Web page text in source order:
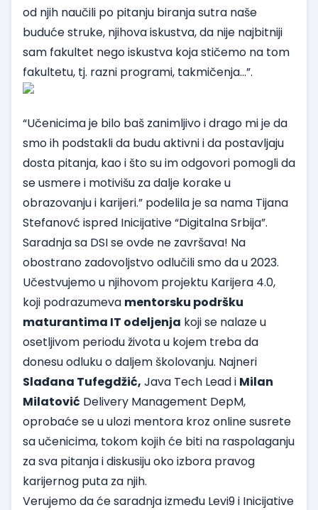
od njih naučili po pitanju biranja sutra naše
buduće struke, njihova iskustva, da nije najbitniji
sam fakultet nego iskustva koja stičemo na tom
fakultetu, tj. razni programi, takmičenja…”.
“Učenicima je bilo baš zanimljivo i drago mi je da
smo ih podstakli da budu aktivni i da postavljaju
dosta pitanja, kao i što su im odgovori pomogli da
se usmere i motivišu za dalje korake u
obrazovanju i karijeri.” podelila je sa nama Tijana
Stefanovć ispred Inicijative “Digitalna Srbija”.
Saradnja sa DSI se ovde ne završava! Na
obostrano zadovoljstvo odlučili smo da u 2023.
Učestvujemo u njihovom projektu Karijera 4.0,
koji podrazumeva mentorsku podršku
maturantima IT odeljenja koji se nalaze u
osetljivom periodu života u kojem treba da
donesu odluku o daljem školovanju. Najneri
Slađana Tufegdžić, Java Tech Lead i Milan
Milatović Delivery Management DepM,
oprobaće se u ulozi mentora kroz online susrete
sa učenicima, tokom kojih će biti na raspolaganju
za sva pitanja i diskusiju oko izbora pravog
karijernog puta za njih.
Verujemo da će saradnja između Levi9 i Inicijative